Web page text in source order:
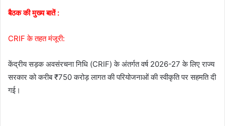
बैठक की मुख्य बातें :
CRIF के तहत मंजूरी:
केंद्रीय सड़क अवसंरचना निधि (CRIF) के अंतर्गत वर्ष 2026-27 के लिए राज्य
सरकार को करीब ₹750 करोड़ लागत की परियोजनाओं की स्वीकृति पर सहमति दी
गई।